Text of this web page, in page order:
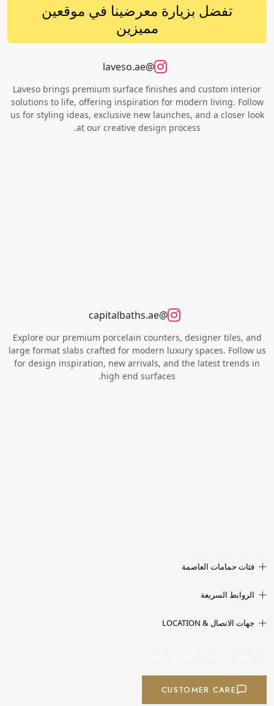
تفضل بزيارة معرضينا في موقعين
مميزين
@laveso.ae
Laveso brings premium surface finishes and custom interior
solutions to life, offering inspiration for modern living. Follow
us for styling ideas, exclusive new launches, and a closer look
at our creative design process.
@capitalbaths.ae
Explore our premium porcelain counters, designer tiles, and
large format slabs crafted for modern luxury spaces. Follow us
for design inspiration, new arrivals, and the latest trends in
high end surfaces.
فئات حمامات العاصمة
الروابط السريعة
جهات الاتصال & LOCATION
CUSTOMER CARE